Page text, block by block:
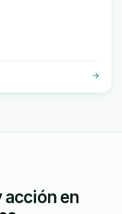
acción en